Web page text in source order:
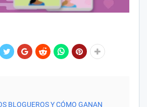
BLOGUEROS Y CÓMO GANAN